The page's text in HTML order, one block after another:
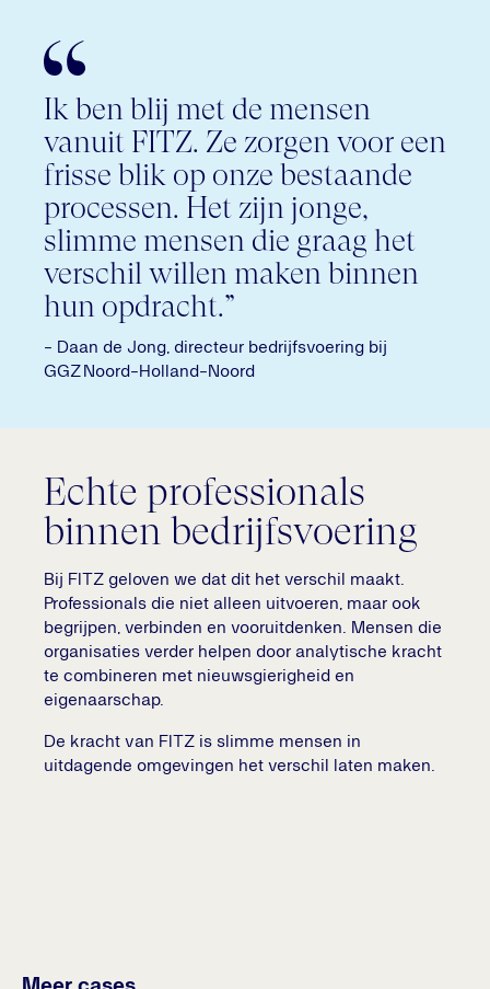
Ik ben blij met de mensen
vanuit FITZ. Ze zorgen voor een
frisse blik op onze bestaande
processen. Het zijn jonge,
slimme mensen die graag het
verschil willen maken binnen
hun opdracht.”
- Daan de Jong, directeur bedrijfsvoering bij
GGZ Noord-Holland-Noord
Echte professionals
binnen bedrijfsvoering
Bij FITZ geloven we dat dit het verschil maakt.
Professionals die niet alleen uitvoeren, maar ook
begrijpen, verbinden en vooruitdenken. Mensen die
organisaties verder helpen door analytische kracht
te combineren met nieuwsgierigheid en
eigenaarschap.
De kracht van FITZ is slimme mensen in
uitdagende omgevingen het verschil laten maken.